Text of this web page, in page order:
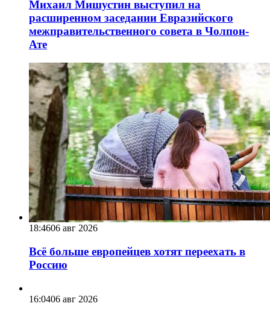
Михаил Мишустин выступил на
расширенном заседании Евразийского
межправительственного совета в Чолпон-
Ате
18:4606 авг 2026
Всё больше европейцев хотят переехать в
Россию
16:0406 авг 2026